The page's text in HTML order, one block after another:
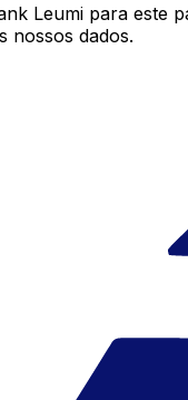
Leumi para este
nossos dados.